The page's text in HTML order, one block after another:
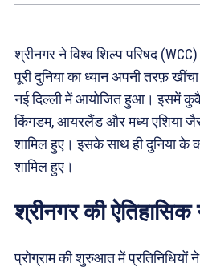
श्रीनगर ने विश्व शिल्प परिषद
पूरी दुनिया का ध्यान अपनी तरफ़
नई दिल्ली में आयोजित हुआ। इसमें
किंगडम, आयरलैंड और मध्य एशिया जैसे
शामिल हुए। इसके साथ ही दुनिया के
शामिल हुए।
श्रीनगर की ऐतिहासिक
प्रोग्राम की शुरुआत में प्रतिनिधियों